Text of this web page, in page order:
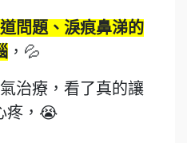
問題、淚痕鼻涕的
，💦
治療，看了真的讓
疼，😭